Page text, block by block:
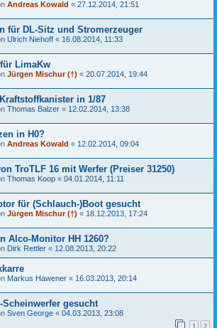
Andreas Kowald « 27.12.2014, 21:51
für DL-Sitz und Stromerzeuger
Ulrich Niehoff « 16.08.2014, 11:33
LimaKw
Jürgen Mischur (†) « 20.07.2014, 19:44
in 1/87
Thomas Balzer « 12.02.2014, 13:38
in H0?
Andreas Kowald « 12.02.2014, 09:04
TroTLF 16 mit Werfer (Preiser 31250)
Thomas Koop « 04.01.2014, 11:11
für (Schlauch-)Boot gesucht
Jürgen Mischur (†) « 18.12.2013, 17:24
Alco-Monitor HH 1260?
Dirk Rettler « 12.08.2013, 20:22
Markus Hawener « 16.03.2013, 20:14
gesucht
Sven George « 04.03.2013, 23:08
1 2